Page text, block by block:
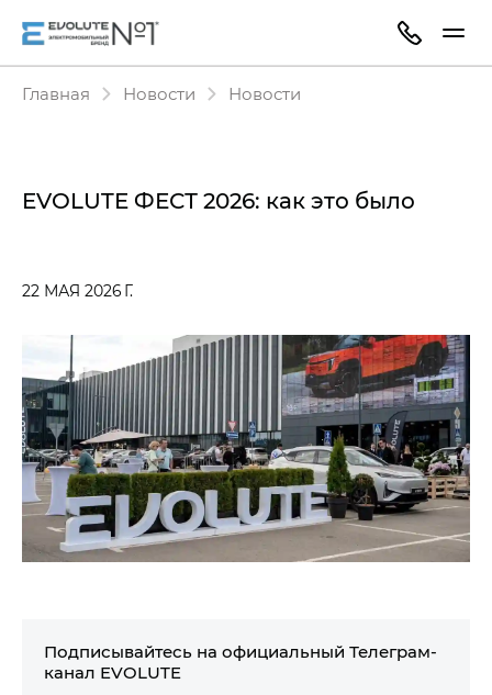
Главная Новости Новости
EVOLUTE ФЕСТ 2026: как это было
22 МАЯ 2026 Г.
Подписывайтесь на официальный Телеграм-
канал EVOLUTE